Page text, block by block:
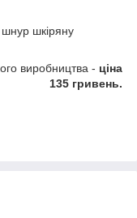
шкіряну
виробництва - ціна
135 гривень.